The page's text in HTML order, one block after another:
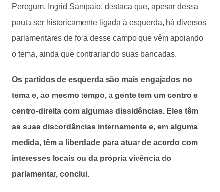
Peregum, Ingrid Sampaio, destaca que, apesar dessa
pauta ser historicamente ligada à esquerda, há diversos
parlamentares de fora desse campo que vêm apoiando
o tema, ainda que contrariando suas bancadas.
Os partidos de esquerda são mais engajados no
tema e, ao mesmo tempo, a gente tem um centro e
centro-direita com algumas dissidências. Eles têm
as suas discordâncias internamente e, em alguma
medida, têm a liberdade para atuar de acordo com
interesses locais ou da própria vivência do
parlamentar, conclui.